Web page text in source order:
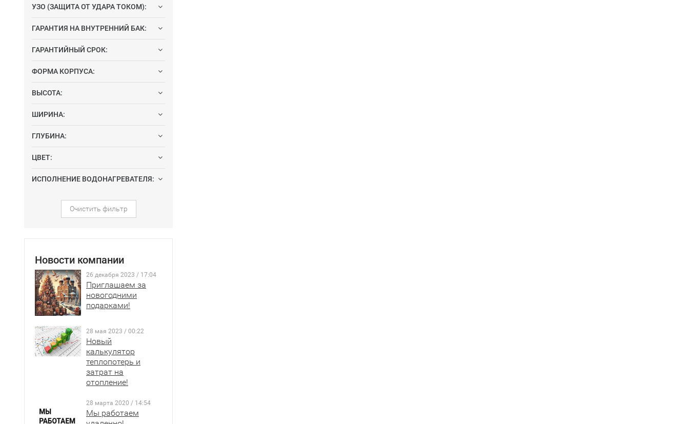
УЗО (ЗАЩИТА ОТ УДАРА ТОКОМ):
ГАРАНТИЯ НА ВНУТРЕННИЙ БАК:
ГАРАНТИЙНЫЙ СРОК:
ФОРМА КОРПУСА:
ВЫСОТА:
ШИРИНА:
ГЛУБИНА:
ЦВЕТ:
ИСПОЛНЕНИЕ ВОДОНАГРЕВАТЕЛЯ:
Очистить фильтр
Новости компании
26 декабря 2023 / 17:04
Приглашаем за
новогодними
подарками!
28 мая 2023 / 00:22
Новый
калькулятор
теплопотерь и
затрат на
отопление!
28 марта 2020 / 14:54
Мы работаем